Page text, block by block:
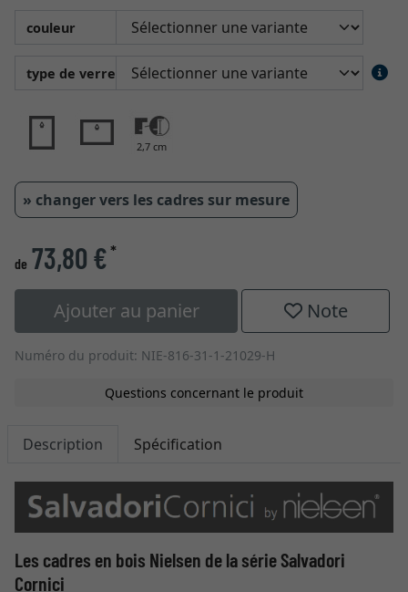
couleur
type de verre
2,7 cm
» changer vers les cadres sur mesure
de 73,80 €*
Ajouter au panier Note
Numéro du produit: NIE-816-31-1-21029-H
Questions concernant le produit
Description Spécification
Les cadres en bois Nielsen de la série Salvadori
Cornici